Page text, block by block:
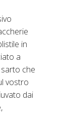
in
a
che
vostro
dai